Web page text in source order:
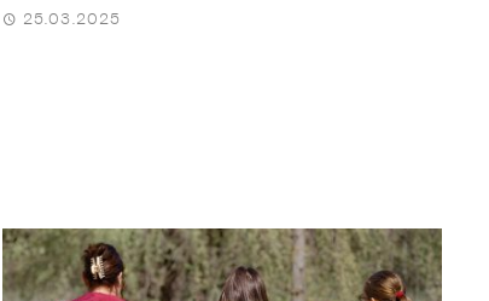
25.03.2025